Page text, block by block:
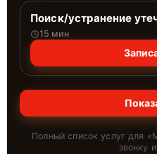
Поиск/устранение
15 мин
Полный список услуг для «
звонку